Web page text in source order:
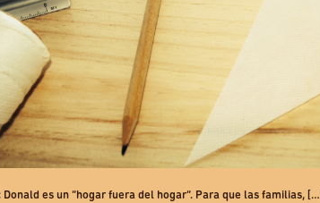
Donald es un “hogar fuera del hogar”. Para que las familias, […]